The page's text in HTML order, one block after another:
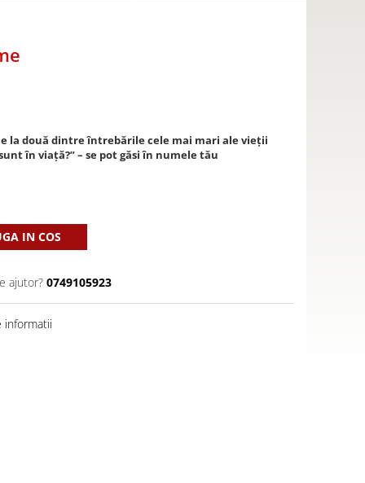
la două dintre întrebările cele mai mari ale vieții
în viață?” – se pot găsi în numele tău
IN COS
ajutor? 0749105923
informatii